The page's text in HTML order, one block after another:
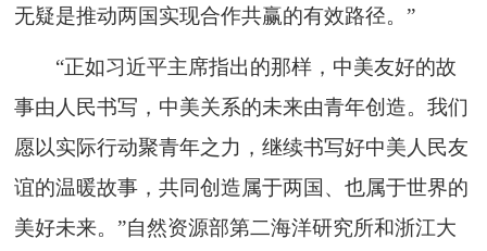
无疑是推动两国实现合作共赢的有效路径。”
“正如习近平主席指出的那样，中美友好的故
事由人民书写，中美关系的未来由青年创造。我们
愿以实际行动聚青年之力，继续书写好中美人民友
谊的温暖故事，共同创造属于两国、也属于世界的
美好未来。”自然资源部第二海洋研究所和浙江大